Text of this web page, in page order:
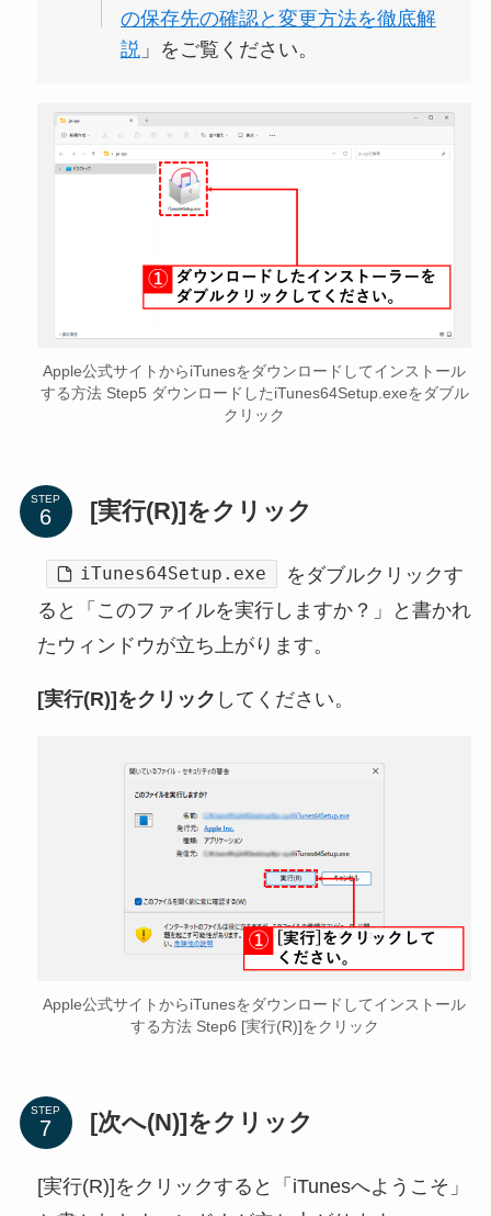
の保存先の確認と変更方法を徹底解
説 」をご覧ください。
Apple公式サイトからiTunesをダウンロードしてインストール
する方法 Step5 ダウンロードしたiTunes64Setup.exeをダブル
クリック
STEP [実行(R)]をクリック
iTunes64Setup.exe
をダブルクリックす
ると「このファイルを実行しますか？」と書かれ
たウィンドウが立ち上がります。
[実行(R)]をクリック してください。
Apple公式サイトからiTunesをダウンロードしてインストール
する方法 Step6 [実行(R)]をクリック
STEP [次へ(N)]をクリック
[実行(R)]をクリックすると「iTunesへようこそ」